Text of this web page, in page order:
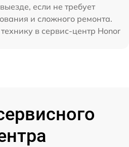
если не требует
и сложного ремонта.
в сервис-центр Honor